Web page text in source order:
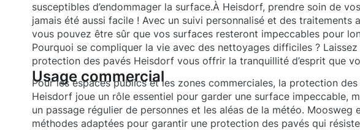
susceptibles d’endommager la surface.À Heisdorf, prendre soin de vos
jamais été aussi facile ! Avec un suivi personnalisé et des traitements
vous pouvez être sûr que vos surfaces resteront impeccables pour
Pourquoi se compliquer la vie avec des nettoyages difficiles ? Laissez
protection des pavés Heisdorf vous offrir la tranquillité d’esprit que
Usage commercial
Pour les espaces publics et les zones commerciales, la protection des
Heisdorf joue un rôle essentiel pour garder une surface impeccable,
un passage régulier de personnes et les aléas de la météo. Moosweg
méthodes adaptées pour garantir une protection des pavés qui